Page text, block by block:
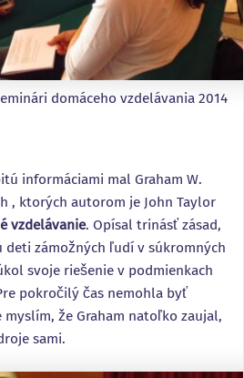
domáceho vzdelávania 2014
informáciami mal Graham W.
, ktorých autorom je John Taylor
vzdelávanie. Opísal trinásť zásad,
zámožných ľudí v súkromných
svoje riešenie v podmienkach
pokročilý čas nemohla byť
že Graham natoľko zaujal,
sami.